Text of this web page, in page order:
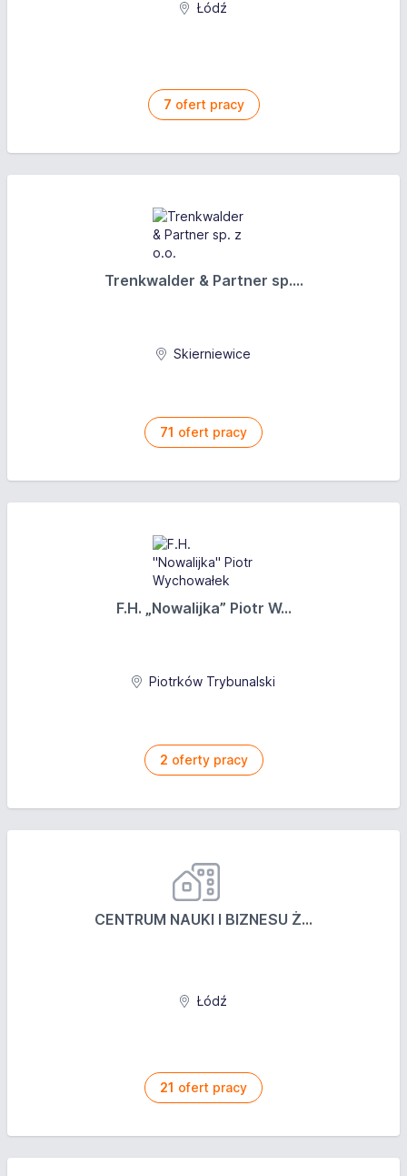
Łódź
7 ofert pracy
Trenkwalder & Partner sp....
Skierniewice
71 ofert pracy
F.H. „Nowalijka” Piotr W...
Piotrków Trybunalski
2 oferty pracy
CENTRUM NAUKI I BIZNESU Ż...
Łódź
21 ofert pracy